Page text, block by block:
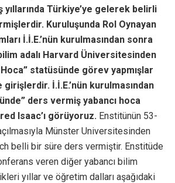
yıllarında Türkiye’ye gelerek belirli
Kuruluşunda Rol Oynayan
İ.İ.E.’nün kurulmasından sonra
adalı Harvard Üniversitesinden
statüsünde görev yapmışlar
İ.İ.E.’nün kurulmasından
ders vermiş yabancı hoca
Isaac’ı görüyoruz. Enstitünün 53-
Münster Universitesinden
belli bir süre ders vermiştir. Enstitüde
veren diğer yabancı bilim
yıllar ve öğretim dalları aşağıdaki